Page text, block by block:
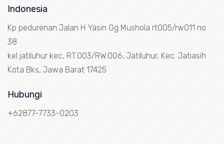
Indonesia
Kp pedurenan Jalan H Yasin Gg Mushola rt005/rw011 no
38
kel jatiluhur kec, RT.003/RW.006, Jatiluhur, Kec. Jatiasih
Kota Bks, Jawa Barat 17425
Hubungi
+62877-7733-0203